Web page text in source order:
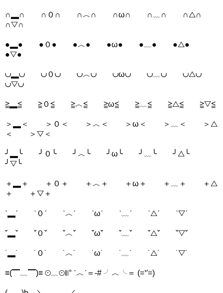
∩▂∩ ∩０∩ ∩︿∩ ∩ω∩ ∩﹏∩ ∩△∩
∩▽∩
●▂● ●０● ●︿● ●ω● ●﹏● ●△●
●▽●
∪▂∪ ∪０∪ ∪︿∪ ∪ω∪ ∪﹏∪ ∪△∪
∪▽∪
≧▂≦ ≧０≦ ≧︿≦ ≧ω≦ ≧﹏≦ ≧△≦ ≧▽≦
＞▂＜ ＞０＜ ＞︿＜ ＞ω＜ ＞﹏＜ ＞△
＜ ＞▽＜
╯▂╰ ╯０╰ ╯︿╰ ╯ω╰ ╯﹏╰ ╯△╰
╯▽╰
＋▂＋ ＋０＋ ＋︿＋ ＋ω＋ ＋﹏＋ ＋△
＋ ＋▽＋
ˋ▂ˊ ˋ０ˊ ˋ︿ˊ ˋωˊ ˋ﹏ˊ ˋ△ˊ ˋ▽ˊ
ˇ▂ˇ ˇ０ˇ ˇ︿ˇ ˇωˇ ˇ﹏ˇ ˇ△ˇ ˇ▽ˇ
˙▂˙ ˙０˙ ˙︿˙ ˙ω˙ ˙﹏˙ ˙△˙ ˙▽˙
≡(▔﹏▔)≡ ⊙﹏⊙∥∣° ˋ︿ˊ＝-# ╯︿╰＝ (=‵′=)